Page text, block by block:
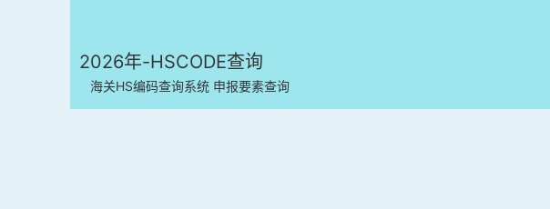
2026年-HSCODE查询
海关HS编码查询系统 申报要素查询